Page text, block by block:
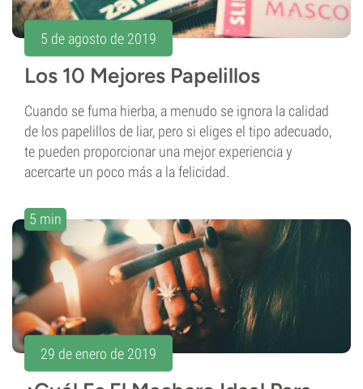
5 de agosto de 2019
Los 10 Mejores Papelillos
Cuando se fuma hierba, a menudo se ignora la calidad
de los papelillos de liar, pero si eliges el tipo adecuado,
te pueden proporcionar una mejor experiencia y
acercarte un poco más a la felicidad.
5 min
29 de enero de 2019